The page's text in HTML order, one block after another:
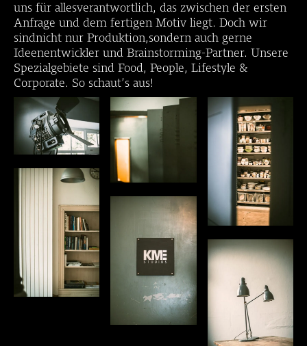
uns für allesverantwortlich, das zwischen der ersten
Anfrage und dem fertigen Motiv liegt. Doch wir
sindnicht nur Produktion,sondern auch gerne
Ideenentwickler und Brainstorming-Partner. Unsere
Spezialgebiete sind Food, People, Lifestyle &
Corporate. So schaut’s aus!